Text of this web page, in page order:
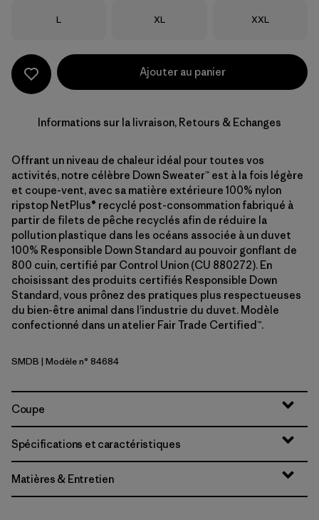
Taille
L Taille
XL Taille
XXL
Ajouter au panier
Informations sur la livraison, Retours & Echanges
Offrant un niveau de chaleur idéal pour toutes vos
activités, notre célèbre Down Sweater™ est à la fois légère
et coupe-vent, avec sa matière extérieure 100% nylon
ripstop NetPlus® recyclé post-consommation fabriqué à
partir de filets de pêche recyclés afin de réduire la
pollution plastique dans les océans associée à un duvet
100% Responsible Down Standard au pouvoir gonflant de
800 cuin, certifié par Control Union (CU 880272). En
choisissant des produits certifiés Responsible Down
Standard, vous prônez des pratiques plus respectueuses
du bien-être animal dans l’industrie du duvet. Modèle
confectionné dans un atelier Fair Trade Certified™.
Smolder Blue
SMDB | Modèle n° 84684
Coupe
Spécifications et caractéristiques
Matières & Entretien